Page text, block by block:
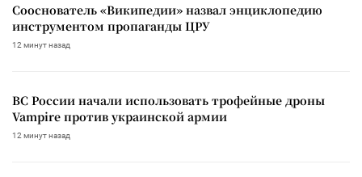
Сооснователь «Википедии» назвал энциклопедию
инструментом пропаганды ЦРУ
12 минут назад
ВС России начали использовать трофейные дроны
Vampire против украинской армии
12 минут назад